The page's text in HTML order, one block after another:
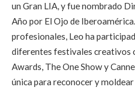
un Gran LIA, y fue nombrado
Año por El Ojo de
profesionales, Leo ha
diferentes festivales creativos
Awards, The One Show y
única para reconocer y